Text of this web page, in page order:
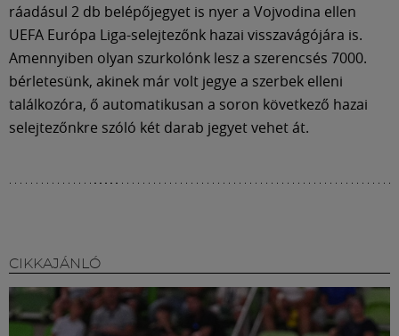
ráadásul 2 db belépőjegyet is nyer a Vojvodina ellen
UEFA Európa Liga-selejtezőnk hazai visszavágójára is.
Amennyiben olyan szurkolónk lesz a szerencsés 7000.
bérletesünk, akinek már volt jegye a szerbek elleni
találkozóra, ő automatikusan a soron következő hazai
selejtezőnkre szóló két darab jegyet vehet át.
CIKKAJÁNLÓ
Múzeum
English